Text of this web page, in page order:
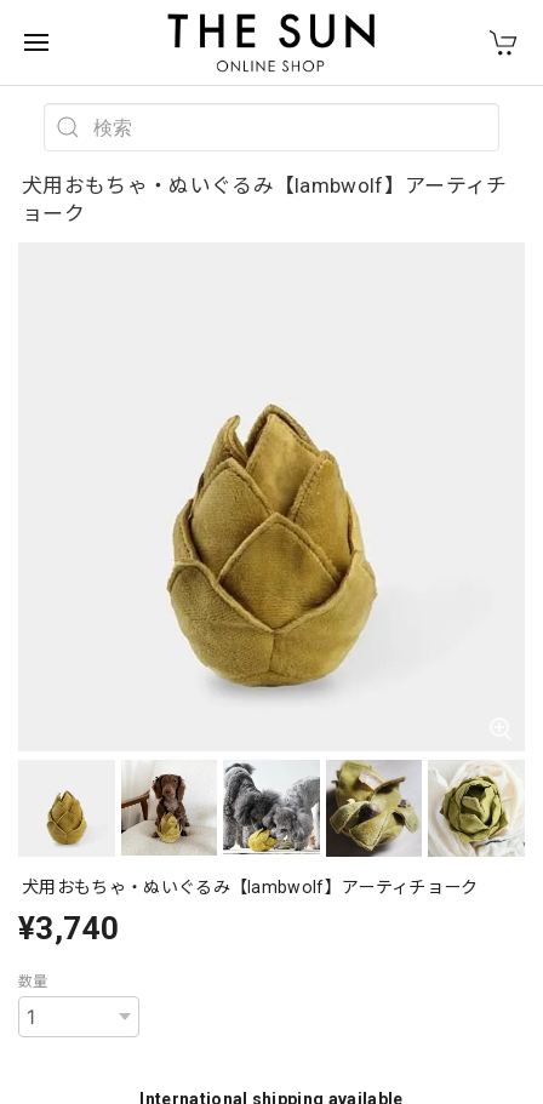
犬用おもちゃ・ぬいぐるみ【lambwolf】アーティチ
ョーク
犬用おもちゃ・ぬいぐるみ【lambwolf】アーティチョーク
¥3,740
数量
International shipping available